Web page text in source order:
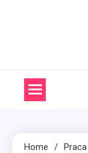
Home Praca